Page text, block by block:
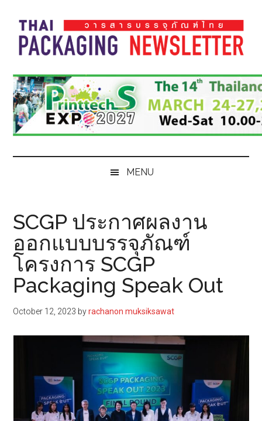
main
content
secondary
menu
primary
sidebar
footer
Thai
Pack
Magazine
Pack
Magazine
MENU
SCGP ประกาศผลงาน
ออกแบบบรรจุภัณฑ์
โครงการ SCGP
Packaging Speak Out
October 12, 2023 byrachanon muksiksawat